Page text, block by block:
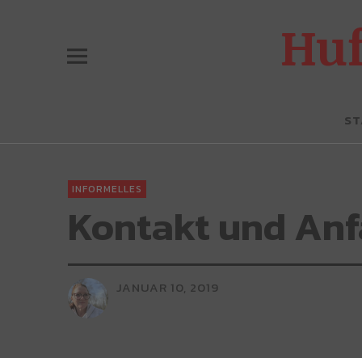
INFORMELLES
Kontakt und
JANUAR 10, 2019